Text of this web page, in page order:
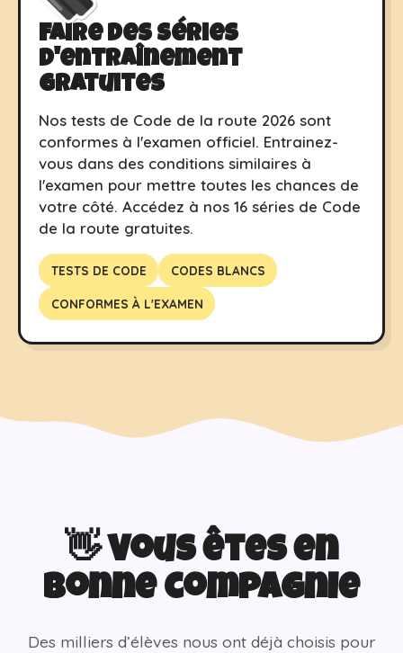
Faire des séries
d'entraînement
gratuites
Nos tests de Code de la route 2026 sont
conformes à l'examen officiel. Entrainez-
vous dans des conditions similaires à
l'examen pour mettre toutes les chances de
votre côté. Accédez à nos 16 séries de Code
de la route gratuites.
TESTS DE CODE CODES BLANCS
CONFORMES À L'EXAMEN
👋 Vous êtes en
bonne compagnie
Des milliers d’élèves nous ont déjà choisis pour